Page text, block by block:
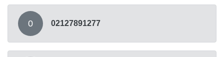
0 02127891277